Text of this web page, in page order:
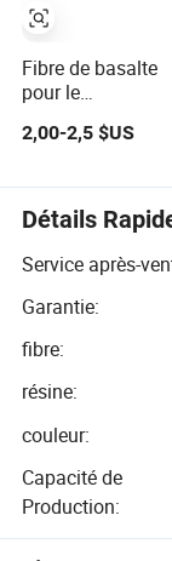
Fibre de basalte
pour le
béton en gros, fils
résistance, fibres
de basalte
coupées courtes
2,00-2,5 $US
Détails
Service après-
Garantie:
fibre:
résine:
couleur:
Capacité de
Production: